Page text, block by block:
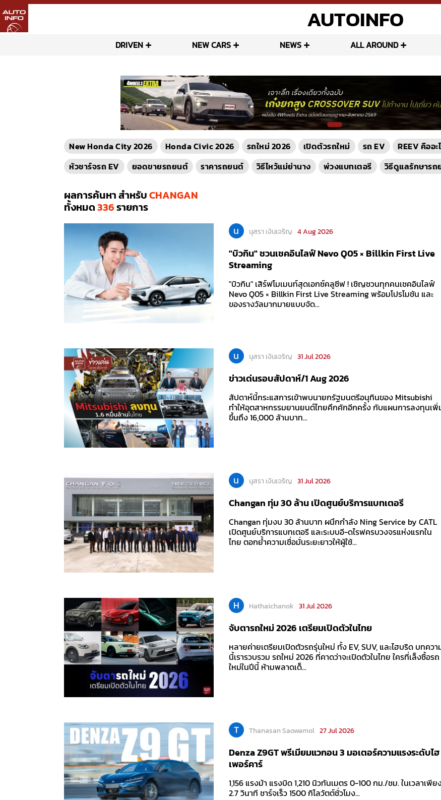
AUTOINFO
DRIVEN NEW CARS NEWS ALL AROUND
New Honda City 2026 Honda Civic 2026 รถใหม่ 2026 เปิดตัวรถใหม่ รถ EV REEV คืออะ
หัวชาร์จรถ EV
ยอดขายรถยนต์ ราคารถยนต์ วิธีไหว้แม่ย่านาง พ่วงแบทเตอรี วิธีดูแลรักษาร
ผลการค้นหา สำหรับCHANGAN
ทั้งหมด336รายการ
น นุสรา เงินเจริญ 4 Aug 2026
"บิวกิน" ชวนเชคอินไลฟ์ Nevo Q05 × Billkin First Live
Streaming
"บิวกิน" เสิร์ฟโมเมนท์สุดเอกซ์คลูซีฟ ! เชิญชวนทุกคนเชคอินไลฟ์
Nevo Q05 × Billkin First Live Streaming พร้อมโปรโมชัน และ
ของรางวัลมากมายแบบจัด...
น นุสรา เงินเจริญ 31 Jul 2026
ข่าวเด่นรอบสัปดาห์/1 Aug 2026
สัปดาห์นี้กระแสการเข้าพบนายกรัฐมนตรีอนุทินของ Mitsubishi
ทำให้อุตสาหกรรมยานยนต์ไทยคึกคักอีกคร้้ง กับแผนการลงทุนเพิ่
ขึ้นถึง 16,000 ล้านบาท...
น นุสรา เงินเจริญ 31 Jul 2026
Changan ทุ่ม 30 ล้าน เปิดศูนย์บริการแบทเตอรี
Changan ทุ่มงบ 30 ล้านบาท ผนึกกำลัง Ning Service by CATL
เปิดศูนย์บริการแบทเตอรี และระบบอี-ดไรฟครบวงจรแห่งแรกใน
ไทย ตอกย้ำความเชื่อมั่นระยะยาวให้ผู้ใช้...
H Hathaichanok 31 Jul 2026
จับตารถใหม่ 2026 เตรียมเปิดตัวในไทย
หลายค่ายเตรียมเปิดตัวรถรุ่นใหม่ ทั้ง EV, SUV, และไฮบริด บทควา
นี้เรารวบรวม รถใหม่ 2026 ที่คาดว่าจะเปิดตัวในไทย ใครที่เล็งซื้อรถ
ใหม่ในปีนี้ ห้ามพลาดเด็...
T Thanasan Saowamol 27 Jul 2026
Denza Z9GT พรีเมียมแวกอน 3 มอเตอร์ความแรงระดับไฮ
เพอร์คาร์
1,156 แรงม้า แรงบิด 1,210 นิวทันเมตร 0-100 กม./ชม. ในเวลาเพีย
2.7 วินาที ชาร์จเร็ว 1500 กิโลวัตต์ชั่วโมง...